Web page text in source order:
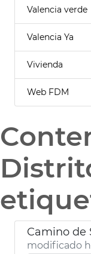
Valencia verde
Valencia Ya
Vivienda
Web FDM
Camino de
modificado